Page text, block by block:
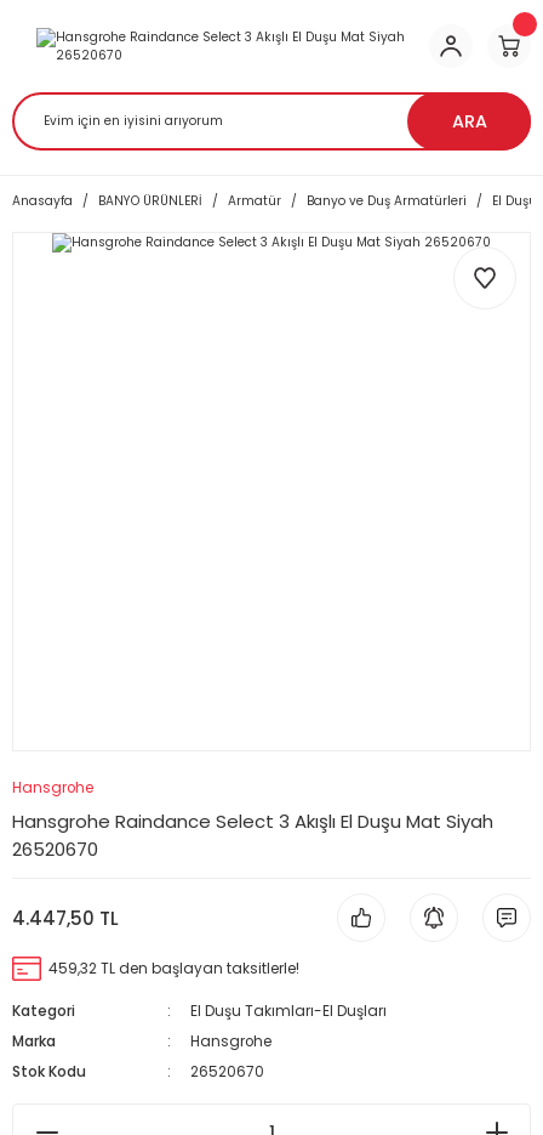
ARA
Anasayfa BANYO ÜRÜNLERİ Armatür Banyo ve Duş Armatürleri El Duşu
Hansgrohe
Hansgrohe Raindance Select 3 Akışlı El Duşu Mat Siyah
26520670
4.447,50 TL
459,32 TL den başlayan taksitlerle!
Kategori
El Duşu Takımları-El Duşları
Marka
Hansgrohe
Stok Kodu
26520670